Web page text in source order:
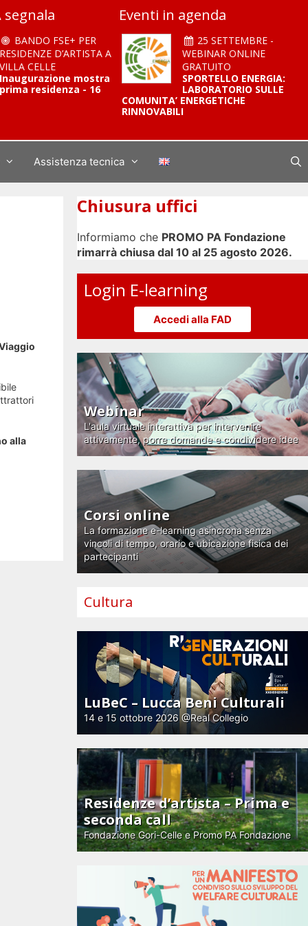
segnala
BANDO FSE+ PER
RESIDENZE D’ARTISTA A
VILLA CELLE
Inaugurazione mostra
prima residenza - 16
Eventi in agenda
25 SETTEMBRE -
WEBINAR ONLINE
GRATUITO
SPORTELLO ENERGIA:
LABORATORIO SULLE
COMUNITA’ ENERGETICHE
RINNOVABILI
Assistenza tecnica
alla
Chiusura uffici
Informiamo che PROMO PA Fondazione
rimarrà chiusa dal 10 al 25 agosto 2026.
Login E-learning
Accedi alla FAD
Webinar
L'aula virtuale interattiva per intervenire
attivamente, porre domande e condividere idee
Corsi online
La formazione e-learning asincrona senza
vincoli di tempo, orario e ubicazione fisica dei
partecipanti
Cultura
LuBeC – Lucca Beni Culturali
14 e 15 ottobre 2026 @Real Collegio
Residenze d’artista – Prima e
seconda call
Fondazione Gori-Celle e Promo PA Fondazione